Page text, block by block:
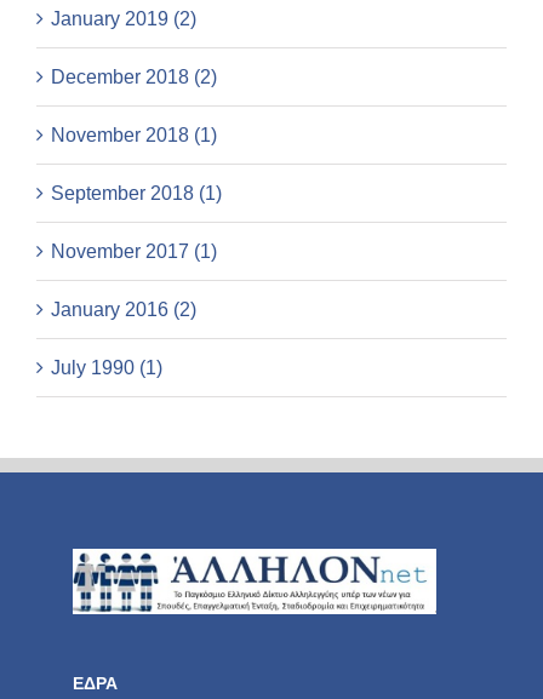
January 2019 (2)
December 2018 (2)
November 2018 (1)
September 2018 (1)
November 2017 (1)
January 2016 (2)
July 1990 (1)
ΕΔΡΑ